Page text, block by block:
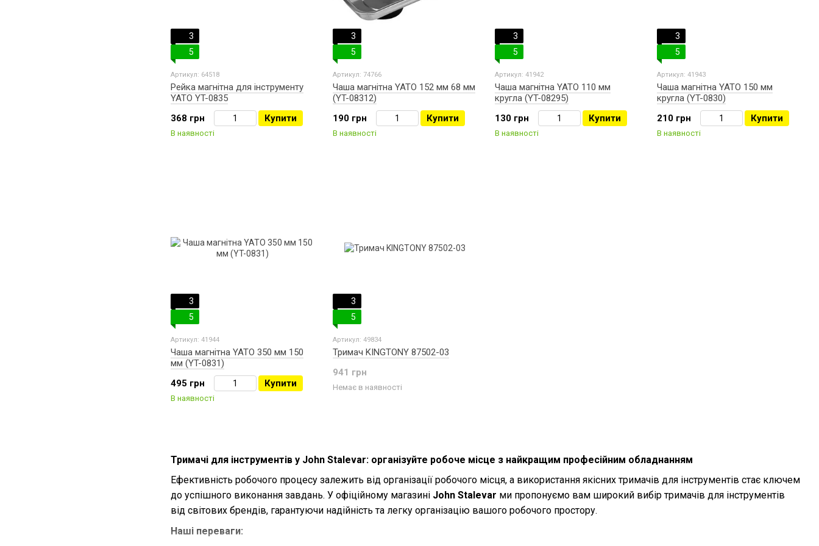
Тримачі для інструментів у John Stalevar: організуйте робоче місце з найкращим професійним обладнанням
Ефективність робочого процесу залежить від організації робочого місця, а використання якісних тримачів для інструментів стає ключем
до успішного виконання завдань. У офіційному магазині John Stalevar ми пропонуємо вам широкий вибір тримачів для інструментів
від світових брендів, гарантуючи надійність та легку організацію вашого робочого простору.
Наші переваги:
3
5
Артикул: 64518
Рейка магнітна для інструменту
YATO YT-0835
368 грн
Купити
В наявності
3
5
Артикул: 74766
Чаша магнітна YATO 152 мм 68 мм
(YT-08312)
190 грн
Купити
В наявності
3
5
Артикул: 41942
Чаша магнітна YATO 110 мм
кругла (YT-08295)
130 грн
Купити
В наявності
3
5
Артикул: 41943
Чаша магнітна YATO 150 мм
кругла (YT-0830)
210 грн
Купити
В наявності
3
5
Артикул: 41944
Чаша магнітна YATO 350 мм 150
мм (YT-0831)
495 грн
Купити
В наявності
3
5
Артикул: 49834
Тримач KINGTONY 87502-03
941 грн
Немає в наявності